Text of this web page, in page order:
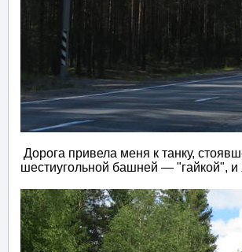
Дорога привела меня к танку,
шестиугольной башней — "гайкой", и